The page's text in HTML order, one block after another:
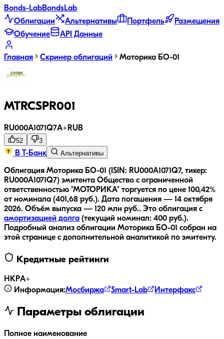
Bonds-LabBondsLab
Облигации
Альтернативы Портфель
Размещения
Обучение
API Данные
Главная Скринер облигаций Моторика БO-01
MTRCSPR001
RU000A1071Q7A+ RUB
52 3
В Т-Банк Альтернативы
Облигация Моторика БO-01 (ISIN: RU000A1071Q7, тикер:
RU000A1071Q7) эмитента Общество с ограниченной
ответственностью "МОТОРИКА" торгуется по цене 100,42%
от номинала (401,68 руб.). Дата погашения — 14 октября
2026. Объём выпуска — 120 млн руб.. Это облигация с
амортизацией долга (текущий номинал: 400 руб.).
Подробный анализ облигации Моторика БO-01 собран на
этой странице с дополнительной аналитикой по эмитенту.
Кредитные рейтинги
НКРA+
Информация:Мосбиржа Smart-Lab Интерфакс
Параметры облигации
Полное наименование